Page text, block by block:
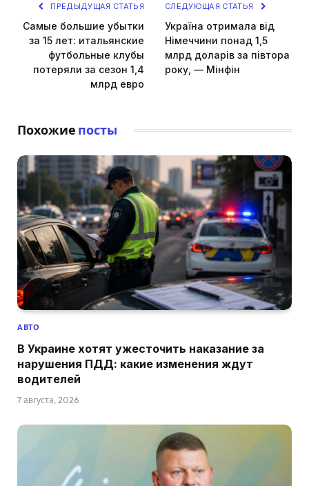
ПРЕДЫДУЩАЯ СТАТЬЯ
Самые большие убытки
за 15 лет: итальянские
футбольные клубы
потеряли за сезон 1,4
млрд евро
СЛЕДУЮЩАЯ СТАТЬЯ
Україна отримала від
Німеччини понад 1,5
млрд доларів за півтора
року, — Мінфін
Похожие посты
АВТО
В Украине хотят ужесточить наказание за
нарушения ПДД: какие изменения ждут
водителей
7 августа, 2026